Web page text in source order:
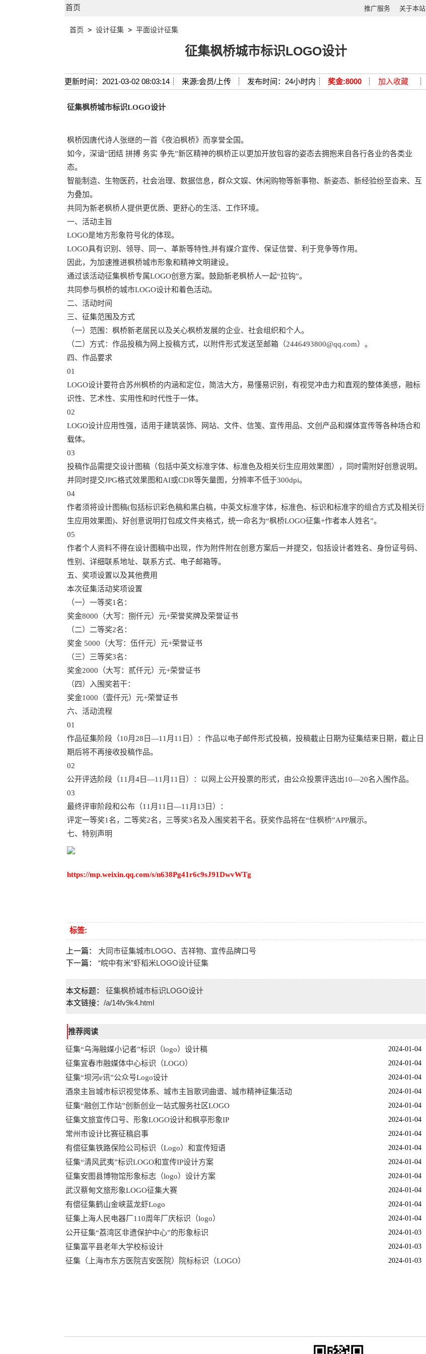
首页 推广服务 关于本站
首页 > 设计征集 > 平面设计征集
征集枫桥城市标识LOGO设计
更新时间：2021-03-02 08:03:14┊ 来源:会员/上传 ┊ 发布时间：24小时内┊ 奖金:8000 ┊ 加入收藏 ┊
征集枫桥城市标识LOGO设计
枫桥因唐代诗人张继的一首《夜泊枫桥》而享誉全国。
如今，深谙“团结 拼搏 务实 争先”新区精神的枫桥正以更加开放包容的姿态去拥抱来自各行各业的各类业
态。
智能制造、生物医药，社会治理、数据信息，群众文娱、休闲购物等新事物、新姿态、新经验纷至沓来、互
为叠加。
共同为新老枫桥人提供更优质、更舒心的生活、工作环境。
一、活动主旨
LOGO是地方形象符号化的体现。
LOGO具有识别、领导、同一、革新等特性,并有媒介宣传、保证信誉、利于竞争等作用。
因此，为加速推进枫桥城市形象和精神文明建设。
通过该活动征集枫桥专属LOGO创意方案。鼓励新老枫桥人一起“拉钩”。
共同参与枫桥的城市LOGO设计和着色活动。
二、活动时间
三、征集范围及方式
（一）范围：枫桥新老居民以及关心枫桥发展的企业、社会组织和个人。
（二）方式：作品投稿为网上投稿方式，以附件形式发送至邮箱（2446493800@qq.com）。
四、作品要求
01
LOGO设计要符合苏州枫桥的内涵和定位，简洁大方，易懂易识别，有视觉冲击力和直观的整体美感，融标
识性、艺术性、实用性和时代性于一体。
02
LOGO设计应用性强，适用于建筑装饰、网站、文件、信笺、宣传用品、文创产品和媒体宣传等各种场合和
载体。
03
投稿作品需提交设计图稿（包括中英文标准字体、标准色及相关衍生应用效果图），同时需附好创意说明。
并同时提交JPG格式效果图和AI或CDR等矢量图，分辨率不低于300dpi。
04
作者须将设计图稿(包括标识彩色稿和黑白稿，中英文标准字体，标准色、标识和标准字的组合方式及相关衍
生应用效果图)、好创意说明打包成文件夹格式，统一命名为“枫桥LOGO征集+作者本人姓名”。
05
作者个人资料不得在设计图稿中出现，作为附件附在创意方案后一并提交，包括设计者姓名、身份证号码、
性别、详细联系地址、联系方式、电子邮箱等。
五、奖项设置以及其他费用
本次征集活动奖项设置
（一）一等奖1名：
奖金8000（大写：捌仟元）元+荣誉奖牌及荣誉证书
（二）二等奖2名：
奖金 5000（大写：伍仟元）元+荣誉证书
（三）三等奖3名：
奖金2000（大写：贰仟元）元+荣誉证书
（四）入围奖若干：
奖金1000（壹仟元）元+荣誉证书
六、活动流程
01
作品征集阶段（10月28日―11月11日）：作品以电子邮件形式投稿，投稿截止日期为征集结束日期，截止日
期后将不再接收投稿作品。
02
公开评选阶段（11月4日―11月11日）：以网上公开投票的形式，由公众投票评选出10―20名入围作品。
03
最终评审阶段和公布（11月11日―11月13日）：
评定一等奖1名，二等奖2名，三等奖3名及入围奖若干名。获奖作品将在“住枫桥”APP展示。
七、特别声明
https://mp.weixin.qq.com/s/n638Pg41r6c9sJ91DwvWTg
标签:
上一篇：
大同市征集城市LOGO、吉祥物、宣传品牌口号
下一篇：
“皖中有米”虾稻米LOGO设计征集
本文标题：
征集枫桥城市标识LOGO设计
本文链接： /a/14fv9k4.html
推荐阅读
征集“乌海融媒小记者”标识（logo）设计稿 2024-01-04
征集宜春市融媒体中心标识（LOGO） 2024-01-04
征集“坝河e讯”公众号Logo设计 2024-01-04
酒泉主旨城市标识视觉体系、城市主旨歌词曲谱、城市精神征集活动 2024-01-04
征集“融创工作站”创新创业一站式服务社区LOGO 2024-01-04
征集文旅宣传口号、形象LOGO设计和枫亭形象IP 2024-01-04
常州市设计比赛征稿启事 2024-01-04
有偿征集铁路保险公司标识（Logo）和宣传短语 2024-01-04
征集“清风武夷”标识LOGO和宣传IP设计方案 2024-01-04
征集安图县博物馆形象标志（logo）设计方案 2024-01-04
武汉蔡甸文旅形象LOGO征集大赛 2024-01-04
有偿征集鹤山金峡蓝龙虾Logo 2024-01-04
征集上海人民电器厂110周年厂庆标识（logo） 2024-01-04
公开征集“荔湾区非遗保护中心”的形象标识 2024-01-03
征集富平县老年大学校标设计 2024-01-03
征集（上海市东方医院吉安医院）院标标识（LOGO） 2024-01-03